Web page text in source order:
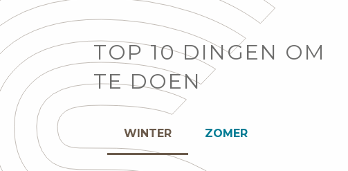
TOP 10 DINGEN OM
TE DOEN
WINTER ZOMER